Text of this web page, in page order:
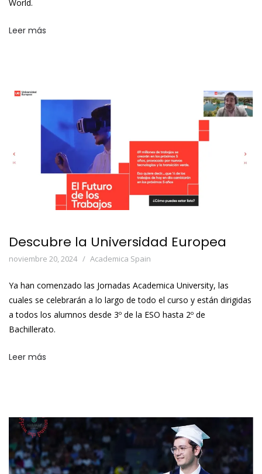
World.
Leer más
Descubre la Universidad Europea
noviembre 20, 2024 Academica Spain
Ya han comenzado las Jornadas Academica University, las
cuales se celebrarán a lo largo de todo el curso y están dirigidas
a todos los alumnos desde 3º de la ESO hasta 2º de
Bachillerato.
Leer más